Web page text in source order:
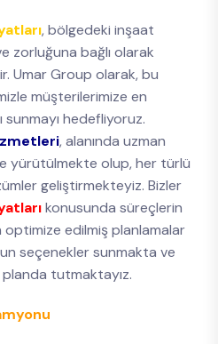
, bölgedeki inşaat
zorluğuna bağlı olarak
Umar Group olarak, bu
müşterilerimize en
hedefliyoruz.
, alanında uzman
yürütülmekte olup, her türlü
geliştirmekteyiz. Bizler
konusunda süreçlerin
edilmiş planlamalar
seçenekler sunmakta ve
tutmaktayız.